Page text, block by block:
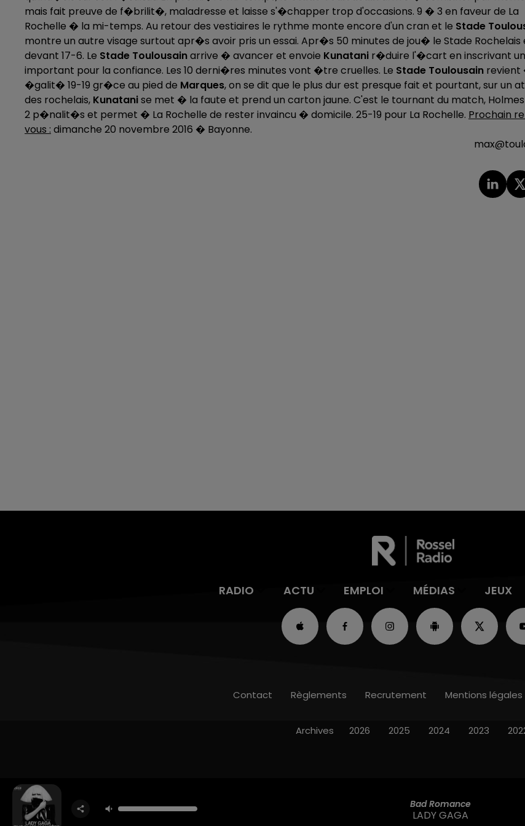
mais fait preuve de f�brilit�, maladresse et laisse s'�chapper trop d'occasions. 9 � 3 en faveur de La
Rochelle � la mi-temps. Au retour des vestiaires le rythme monte encore d'un cran et le Stade
montre un autre visage surtout apr�s avoir pris un essai. Apr�s 50 minutes de jou� le Stade Rochelais
devant 17-6. Le Stade Toulousainarrive � avancer et envoie Kunatani r�duire l'�cart en inscrivant un
important pour la confiance. Les 10 derni�res minutes vont �tre cruelles. Le Stade Toulousain revient
�galit� 19-19 gr�ce au pied de Marques, on se dit que le plus dur est presque fait et pourtant, sur un
des rochelais, Kunatanise met � la faute et prend un carton jaune. C'est le tournant du match,
2 p�nalit�s et permet � La Rochelle de rester invaincu � domicile. 25-19 pour La Rochelle. Prochain
vous : dimanche 20 novembre 2016 � Bayonne.
RADIO ACTU EMPLOI MÉDIAS JEUX
Bad Romance
LADY GAGA
Contact Règlements Recrutement Mentions légales
Archives 2026 2025 2024 2023